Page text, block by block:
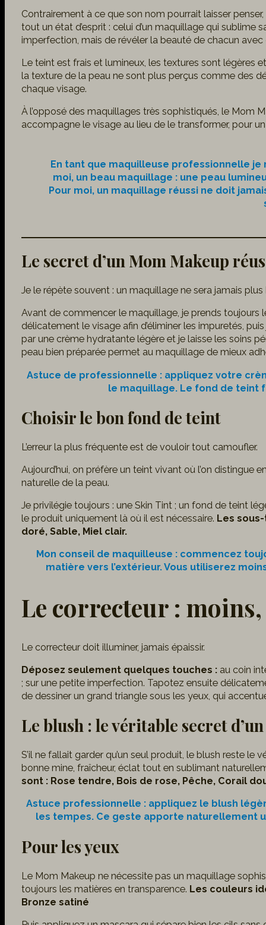
Contrairement à ce que son nom pourrait laisser
tout un état d’esprit : celui d’un maquillage qui sublime
imperfection, mais de révéler la beauté de chacun
Le teint est frais et lumineux, les textures sont légères
la texture de la peau ne sont plus perçus comme des
chaque visage.
À l’opposé des maquillages très sophistiqués, le Mom
accompagne le visage au lieu de le transformer, pour
En tant que maquilleuse professionnelle
moi, un beau maquillage : une peau
Pour moi, un maquillage réussi ne doit
Le secret d’un Mom Makeup
Je le répète souvent : un maquillage ne sera jamais
Avant de commencer le maquillage, je prends
délicatement le visage afin d’éliminer les impuretés,
par une crème hydratante légère et je laisse les soins
peau bien préparée permet au maquillage de mieux
Astuce de professionnelle : appliquez votre
le maquillage. Le fond de teint
Choisir le bon fond de teint
L’erreur la plus fréquente est de vouloir tout camoufler.
Aujourd’hui, on préfère un teint vivant où l’on
naturelle de la peau.
Je privilégie toujours : une Skin Tint ; un fond de teint
le produit uniquement là où il est nécessaire. Les
doré, Sable, Miel clair.
Mon conseil de maquilleuse : commencez
matière vers l’extérieur. Vous utiliserez
Le correcteur : moins,
Le correcteur doit illuminer, jamais épaissir.
Déposez seulement quelques touches : au coin
; sur une petite imperfection. Tapotez ensuite
de dessiner un grand triangle sous les yeux, qui
Le blush : le véritable secret
S’il ne fallait garder qu’un seul produit, le blush reste
bonne mine, fraîcheur, éclat tout en sublimant
sont : Rose tendre, Bois de rose, Pêche, Corail
Astuce professionnelle : appliquez le blush
les tempes. Ce geste apporte naturellement
Pour les yeux
Le Mom Makeup ne nécessite pas un maquillage
toujours les matières en transparence. Les couleurs
Bronze satiné